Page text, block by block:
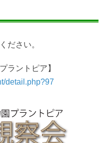
ださい。
ラントピア】
detail.php?97